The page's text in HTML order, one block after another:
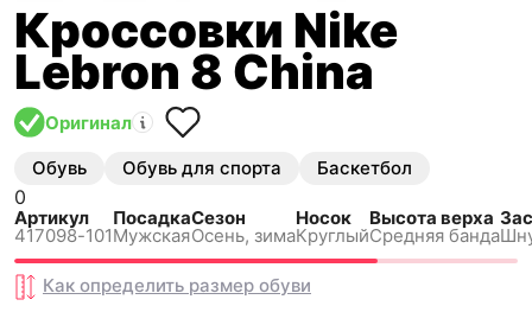
Кроссовки Nike
Lebron 8 China
Оригинал
Обувь Обувь для спорта Баскетбол
0
Артикул
417098-101
Посадка
Мужская
Сезон
Осень, зима
Носок
Круглый
Высота верха
Средняя банда
Как определить размер обуви